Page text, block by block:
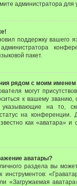
администратора для
поддержку вашего
пакет.
рядом с моим именем
могут
к вашему званию,
указывающие на то,
на конференции.
как «аватара» и
аватары?
раздела вы
инструментов:
«Загружаемая